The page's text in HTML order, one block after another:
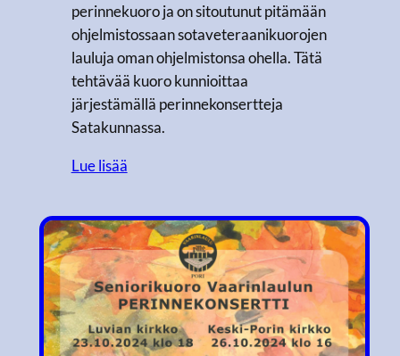
perinnekuoro ja on sitoutunut pitämään
ohjelmistossaan sotaveteraanikuorojen
lauluja oman ohjelmistonsa ohella. Tätä
tehtävää kuoro kunnioittaa
järjestämällä perinnekonsertteja
Satakunnassa.
Lue lisää